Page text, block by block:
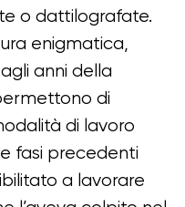
o dattilografate.
enigmatica,
anni della
di
di lavoro
fasi precedenti
a lavorare